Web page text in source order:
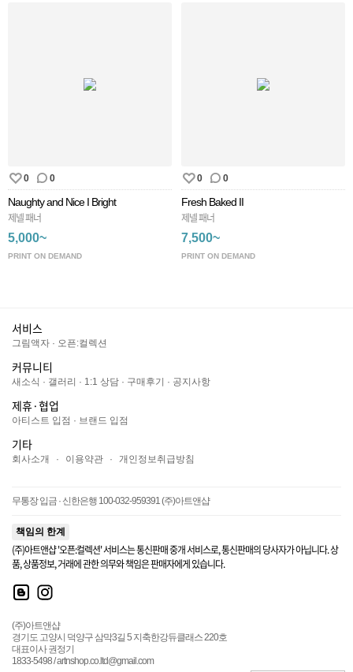
0 0
Naughty and Nice I Bright
제넬 패너
5,000~
PRINT ON DEMAND
0 0
Fresh Baked II
제넬 패너
7,500~
PRINT ON DEMAND
서비스
그림액자 · 오픈:컬렉션
커뮤니티
새소식 · 갤러리 · 1:1 상담 · 구매후기 · 공지사항
제휴·협업
아티스트 입점 · 브랜드 입점
기타
회사소개 · 이용약관 · 개인정보취급방침
무통장 입금 · 신한은행 100-032-959391 (주)아트앤샵
책임의 한계
(주)아트앤샵 '오픈:컬렉션' 서비스는 통신판매 중개 서비스로, 통신판매의 당사자가 아닙니다. 상
품, 상품정보, 거래에 관한 의무와 책임은 판매자에게 있습니다.
(주)아트앤샵
경기도 고양시 덕양구 삼막3길 5 지축한강듀클래스 220호
대표이사 권정기
1833-5498 / artnshop.co.ltd@gmail.com